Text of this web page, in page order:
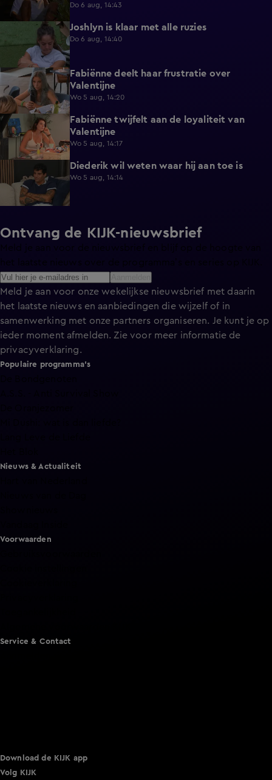
Do 6 aug, 14:43
Joshlyn is klaar met alle ruzies
Do 6 aug, 14:40
0:29
Fabiënne deelt haar frustratie over
Valentijne
Wo 5 aug, 14:20
0:58
Fabiënne twijfelt aan de loyaliteit van
Valentijne
Wo 5 aug, 14:17
Diederik wil weten waar hij aan toe is
Wo 5 aug, 14:14
Ontvang de KIJK-nieuwsbrief
Meld je aan voor onze wekelijkse nieuwsbrief met daarin
het laatste nieuws en aanbiedingen die wijzelf of in
samenwerking met onze partners organiseren. Je kunt je op
ieder moment afmelden. Zie voor meer informatie de
privacyverklaring.
Populaire programma's
Nieuws & Actualiteit
Voorwaarden
Service & Contact
Download de KIJK app
Volg KIJK